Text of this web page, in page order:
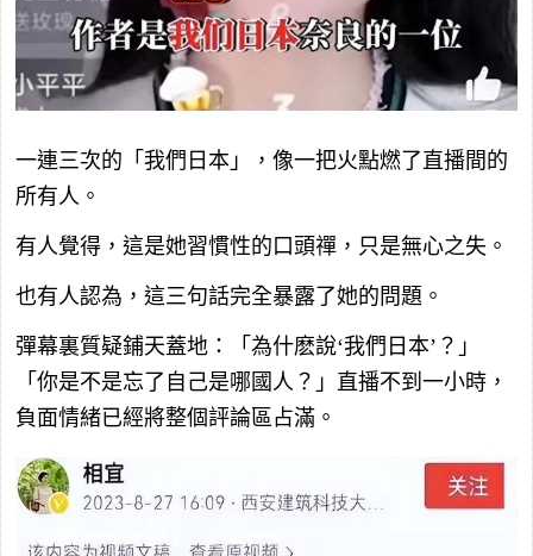
一連三次的「我們日本」，像一把火點燃了直播間的
所有人。
有人覺得，這是她習慣性的口頭禪，只是無心之失。
也有人認為，這三句話完全暴露了她的問題。
彈幕裏質疑鋪天蓋地：「為什麽說‘我們日本’？」
「你是不是忘了自己是哪國人？」直播不到一小時，
負面情緒已經將整個評論區占滿。